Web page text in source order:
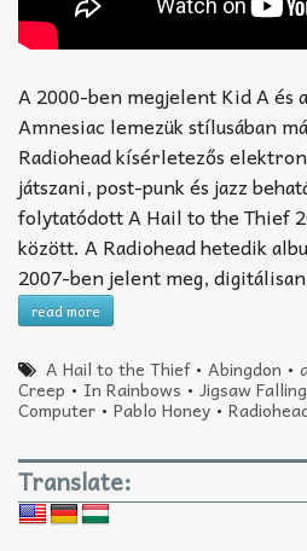
A 2000-ben megjelent Kid A és
Amnesiac lemezük stílusában
Radiohead kísérletezős
játszani, post-punk és jazz
folytatódott A Hail to the Thief
között. A Radiohead hetedik
2007-ben jelent meg,
read more
A Hail to the Thief•Abingdon •
Creep • In Rainbows • Jigsaw
Computer • Pablo Honey•
Translate: